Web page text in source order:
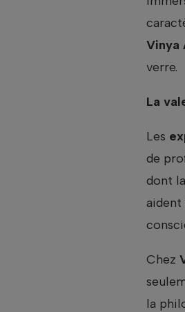
Vinya
verre.
La
Les
de
dont
aident
Chez
la